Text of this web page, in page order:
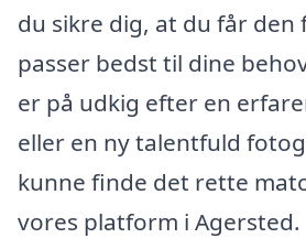
du sikre dig, at du får
passer bedst til dine
er på udkig efter en
eller en ny talentfuld
kunne finde det rette
vores platform i Agersted.